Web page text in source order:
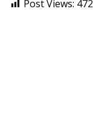
Post Views: 472